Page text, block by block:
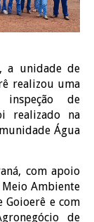
a unidade de
realizou uma
de
realizado na
Água
com apoio
Ambiente
Goioerê e com
de